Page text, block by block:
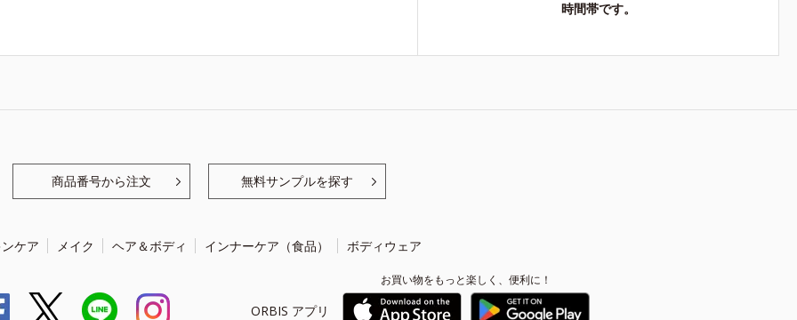
時間帯です。
商品番号から注文 無料サンプルを探す
ケア メイク ヘア＆ボディ インナーケア（食品） ボディウェア
ORBIS アプリ
お買い物をもっと楽しく、便利に！